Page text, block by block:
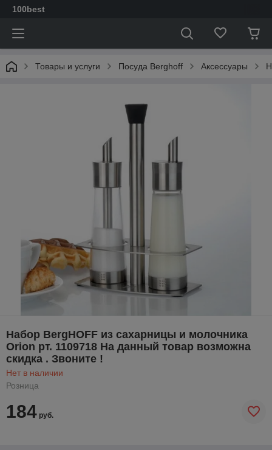
100best
Товары и услуги Посуда Berghoff Аксессуары
Набор BergHOFF из сахарницы и молочника
Orion рт. 1109718 На данный товар возможна
скидка . Звоните !
Нет в наличии
Розница
184 руб.